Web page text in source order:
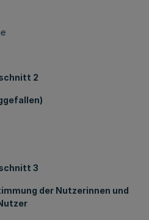
2
3
der Nutzerinnen und